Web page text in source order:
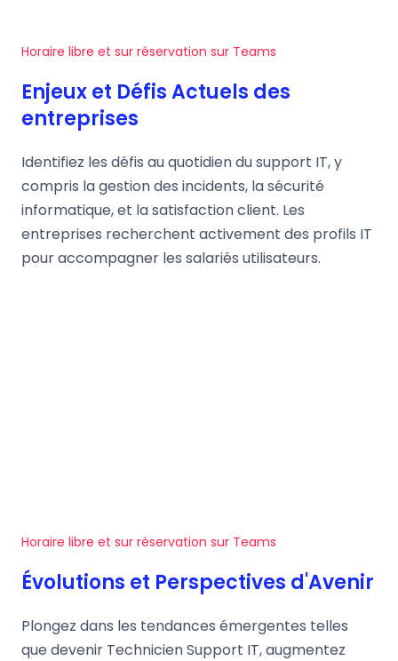
Horaire libre et sur réservation sur Teams
Enjeux et Défis Actuels des
entreprises
Identifiez les défis au quotidien du support IT, y
compris la gestion des incidents, la sécurité
informatique, et la satisfaction client. Les
entreprises recherchent activement des profils IT
pour accompagner les salariés utilisateurs.
Horaire libre et sur réservation sur Teams
Évolutions et Perspectives d'Avenir
Plongez dans les tendances émergentes telles
que devenir Technicien Support IT, augmentez